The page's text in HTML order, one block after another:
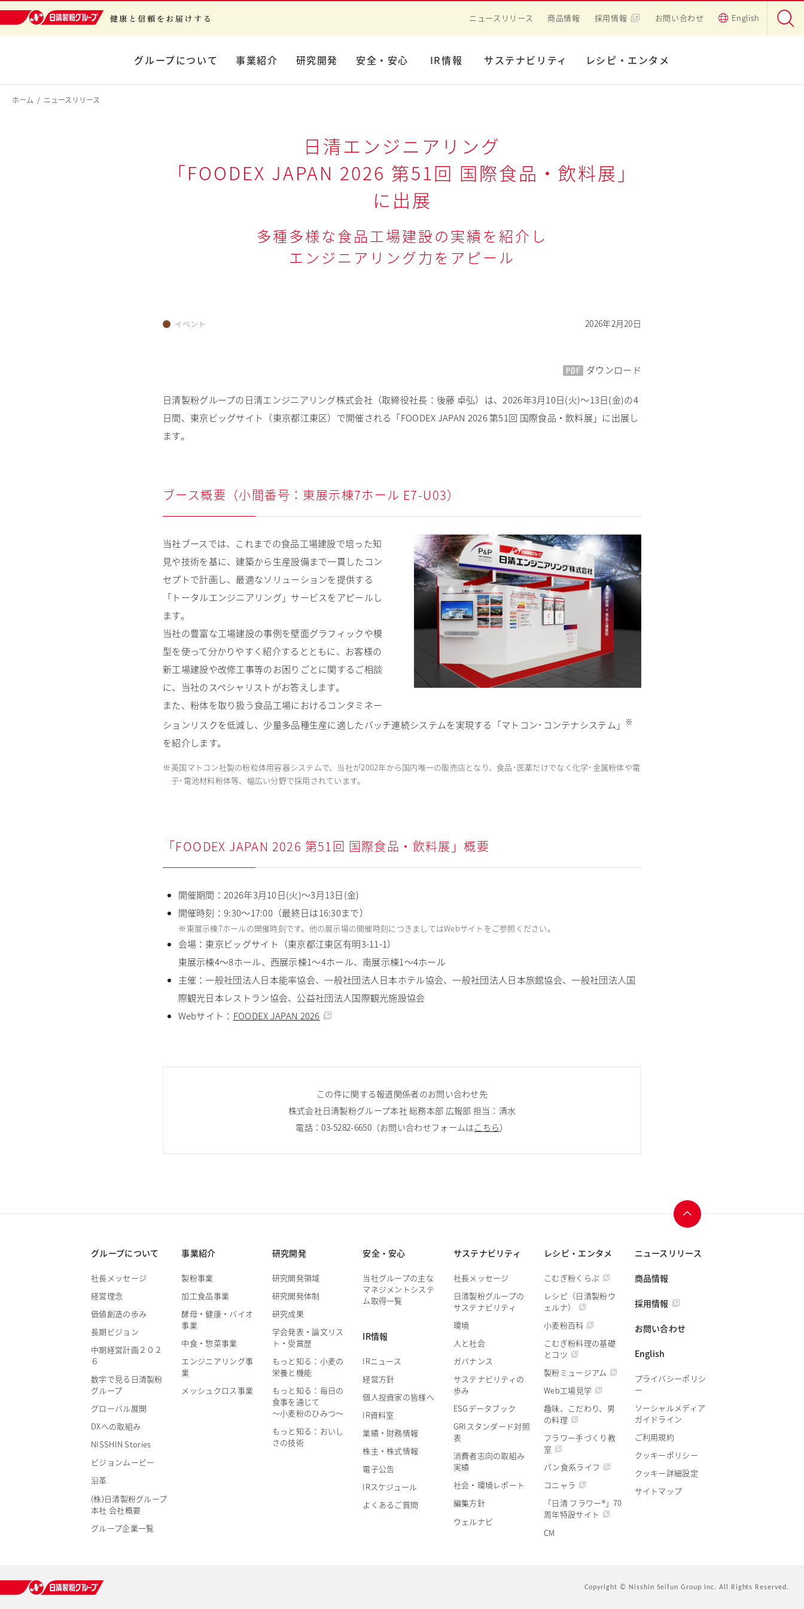
日清製粉グループ 健康と信頼をお届けする
ニュースリリース 商品情報 採用情報 お問い合わせ English
グループについて 事業紹介 研究開発 安全・安心 IR情報 サステナビリティ レシピ・エンタメ
ホーム ニュースリリース
日清エンジニアリング
「FOODEX JAPAN 2026 第51回 国際食品・飲料展」
に出展
多種多様な食品工場建設の実績を紹介し
エンジニアリング力をアピール
イベント 2026年2月20日
PDF ダウンロード
日清製粉グループの日清エンジニアリング株式会社（取締役社長：後藤 卓弘）は、2026年3月10日(火)～13日(金)の4
日間、東京ビッグサイト（東京都江東区）で開催される「FOODEX JAPAN 2026 第51回 国際食品・飲料展」に出展し
ます。
ブース概要（小間番号：東展示棟7ホール E7-U03）
当社ブースでは、これまでの食品工場建設で培った知
見や技術を基に、建築から生産設備まで一貫したコン
セプトで計画し、最適なソリューションを提供する
「トータルエンジニアリング」サービスをアピールし
ます。
当社の豊富な工場建設の事例を壁面グラフィックや模
型を使って分かりやすく紹介するとともに、お客様の
新工場建設や改修工事等のお困りごとに関するご相談
に、当社のスペシャリストがお答えします。
また、粉体を取り扱う食品工場におけるコンタミネー
ションリスクを低減し、少量多品種生産に適したバッチ連続システムを実現する「マトコン･コンテナシステム」 ※
を紹介します。
※ 英国マトコン社製の粉粒体用容器システムで、当社が2002年から国内唯一の販売店となり、食品･医薬だけでなく化学･金属粉体や電
子･電池材料粉体等、幅広い分野で採用されています。
「FOODEX JAPAN 2026 第51回 国際食品・飲料展」概要
開催期間：2026年3月10日(火)〜3月13日(金)
開催時刻：9:30～17:00（最終日は16:30まで）
※ 東展示棟7ホールの開催時刻です。他の展示場の開催時刻につきましてはWebサイトをご参照ください。
会場：東京ビッグサイト（東京都江東区有明3-11-1）
東展示棟4～8ホール、西展示棟1～4ホール、南展示棟1～4ホール
主催：一般社団法人日本能率協会、一般社団法人日本ホテル協会、一般社団法人日本旅館協会、一般社団法人国
際観光日本レストラン協会、公益社団法人国際観光施設協会
Webサイト： FOODEX JAPAN 2026
この件に関する報道関係者のお問い合わせ先
株式会社日清製粉グループ本社総務本部 広報部 担当：清水
電話：03-5282-6650（お問い合わせフォームはこちら）
トップ
グループについて
社長メッセージ
経営理念
価値創造の歩み
長期ビジョン
中期経営計画２０２
６
数字で見る日清製粉
グループ
グローバル展開
DXへの取組み
NISSHIN Stories
ビジョンムービー
沿革
(株)日清製粉グループ
本社 会社概要
グループ企業一覧
事業紹介
製粉事業
加工食品事業
酵母・健康・バイオ
事業
中食・惣菜事業
エンジニアリング事
業
メッシュクロス事業
研究開発
研究開発領域
研究開発体制
研究成果
学会発表・論文リス
ト・受賞歴
もっと知る：小麦の
栄養と機能
もっと知る：毎日の
食事を通じて
～小麦粉のひみつ～
もっと知る：おいし
さの技術
安全・安心
当社グループの主な
マネジメントシステ
ム取得一覧
IR情報
IRニュース
経営方針
個人投資家の皆様へ
IR資料室
業績・財務情報
株主・株式情報
電子公告
IRスケジュール
よくあるご質問
サステナビリティ
社長メッセージ
日清製粉グループの
サステナビリティ
環境
人と社会
ガバナンス
サステナビリティの
歩み
ESGデータブック
GRIスタンダード対照
表
消費者志向の取組み
実績
社会・環境レポート
編集方針
ウェルナビ
レシピ・エンタメ
こむぎ粉くらぶ
レシピ（日清製粉ウ
ェルナ）
小麦粉百科
こむぎ粉料理の基礎
とコツ
製粉ミュージアム
Web工場見学
趣味、こだわり、男
の料理
フラワー手づくり教
室
パン食系ライフ
コニャラ
「日清 フラワー®」70
周年特設サイト
CM
ニュースリリース
商品情報
採用情報
お問い合わせ
English
プライバシーポリシ
ー
ソーシャルメディア
ガイドライン
ご利用規約
クッキーポリシー
クッキー詳細設定
サイトマップ
Copyright © Nisshin Seifun Group Inc. All Rights Reserved.